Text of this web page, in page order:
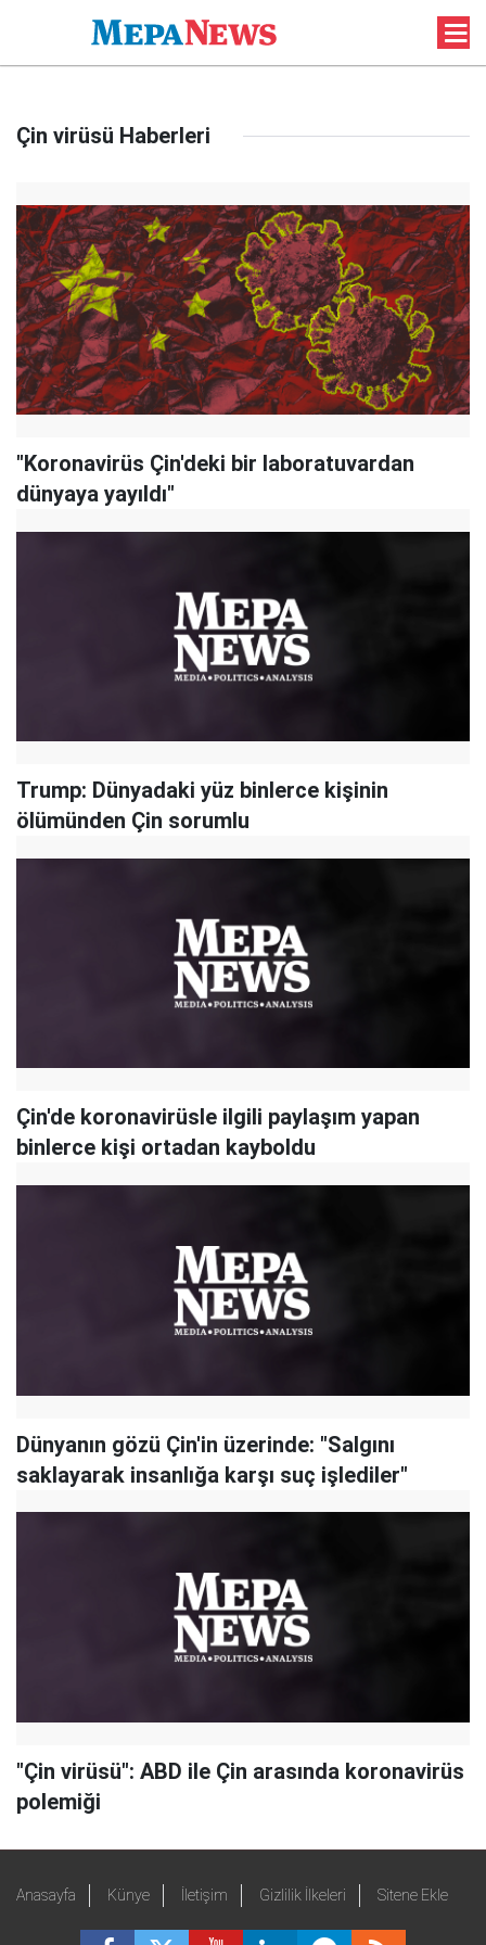
Çin virüsü Haberleri
"Koronavirüs Çin'deki bir laboratuvardan
dünyaya yayıldı"
Trump: Dünyadaki yüz binlerce kişinin
ölümünden Çin sorumlu
Çin'de koronavirüsle ilgili paylaşım yapan
binlerce kişi ortadan kayboldu
Dünyanın gözü Çin'in üzerinde: "Salgını
saklayarak insanlığa karşı suç işlediler"
"Çin virüsü": ABD ile Çin arasında koronavirüs
polemiği
Anasayfa Künye İletişim Gizlilik İlkeleri Sitene Ekle